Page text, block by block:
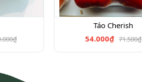
Táo Cherish
54.000₫ 71.500₫